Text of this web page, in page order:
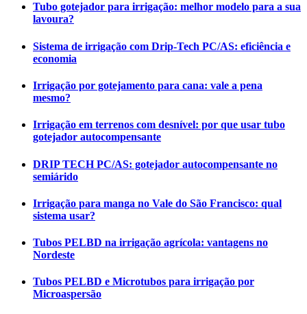
Tubo gotejador para irrigação: melhor modelo para a sua
lavoura?
Sistema de irrigação com Drip-Tech PC/AS: eficiência e
economia
Irrigação por gotejamento para cana: vale a pena
mesmo?
Irrigação em terrenos com desnível: por que usar tubo
gotejador autocompensante
DRIP TECH PC/AS: gotejador autocompensante no
semiárido
Irrigação para manga no Vale do São Francisco: qual
sistema usar?
Tubos PELBD na irrigação agrícola: vantagens no
Nordeste
Tubos PELBD e Microtubos para irrigação por
Microaspersão